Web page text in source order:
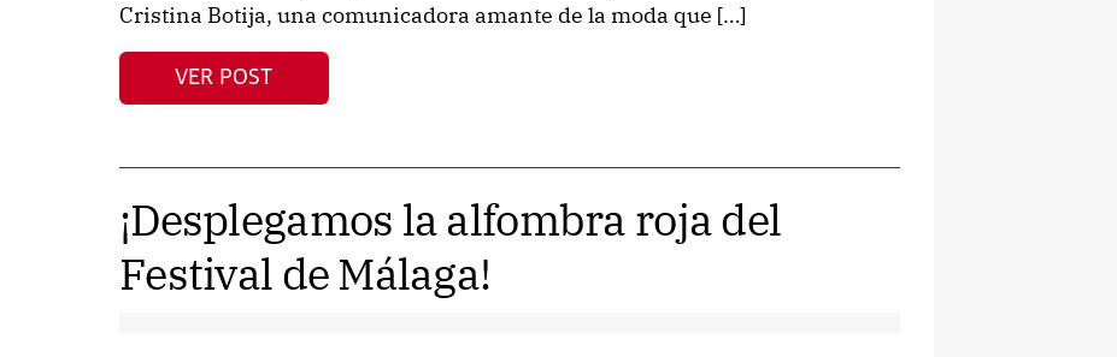
Cristina Botija, una comunicadora amante de la moda que […]
VER POST
¡Desplegamos la alfombra roja del
Festival de Málaga!